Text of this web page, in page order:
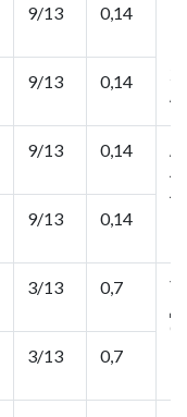
9/13 0,14
9/13 0,14
9/13 0,14
9/13 0,14
3/13 0,7
3/13 0,7